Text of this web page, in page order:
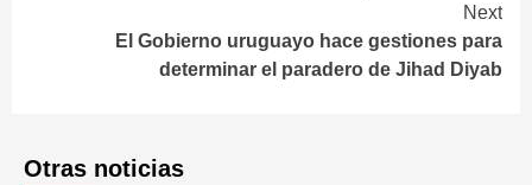
Next
El Gobierno uruguayo hace gestiones para
determinar el paradero de Jihad Diyab
Otras noticias